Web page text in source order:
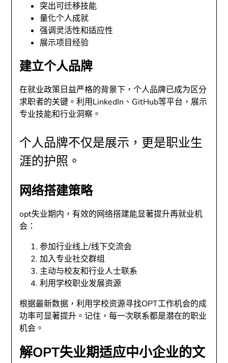
突出可迁移技能
量化个人成就
强调灵活性和适应性
展示项目经验
建立个人品牌
在就业政策日益严格的背景下，个人品牌已成为区分
求职者的关键。利用LinkedIn、GitHub等平台，展示
专业技能和行业洞察。
个人品牌不仅是展示，更是职业生
涯的护照。
网络搭建策略
opt失业期内，有效的网络搭建能显著提升再就业机
会：
参加行业线上/线下交流会
加入专业社交群组
主动与校友和行业人士联系
利用学校职业发展资源
根据最新数据，利用学校资源寻找OPT工作机会的成
功率可显著提升。记住，每一次联系都是潜在的职业
机会。
解OPT失业期适应中小企业的文